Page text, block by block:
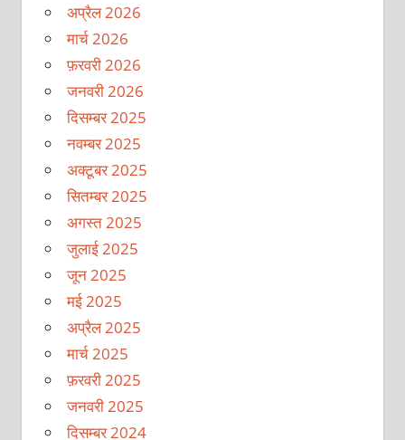
अप्रैल 2026
मार्च 2026
फ़रवरी 2026
जनवरी 2026
दिसम्बर 2025
नवम्बर 2025
अक्टूबर 2025
सितम्बर 2025
अगस्त 2025
जुलाई 2025
जून 2025
मई 2025
अप्रैल 2025
मार्च 2025
फ़रवरी 2025
जनवरी 2025
दिसम्बर 2024